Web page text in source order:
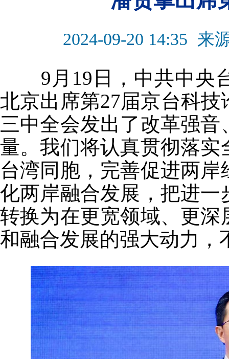
2024-09-20 14:35 来
9月19日，中共中央
北京出席第27届京台科
三中全会发出了改革强
量。我们将认真贯彻落
台湾同胞，完善促进两
化两岸融合发展，把进
转换为在更宽领域、更
和融合发展的强大动力，